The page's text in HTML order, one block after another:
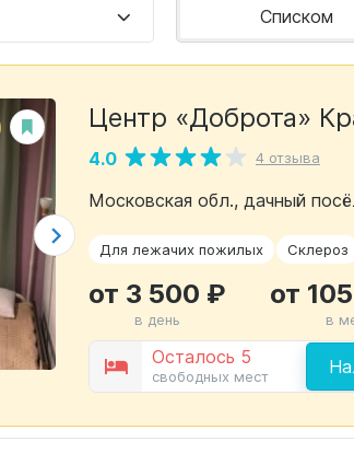
Списком
Центр «Доброта»
4.0 4 отзыва
Московская обл., дачный
Для лежачих пожилых Склероз
Осталось 5
свободных мест
от 3 500 ₽
в день
от
в